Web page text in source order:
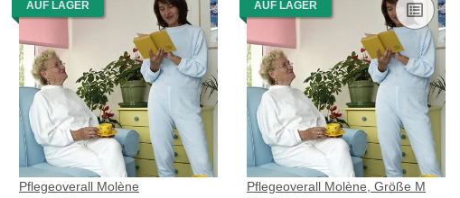
AUF LAGER
Pflegeoverall Molène
AUF LAGER
Pflegeoverall Molène, Größe M